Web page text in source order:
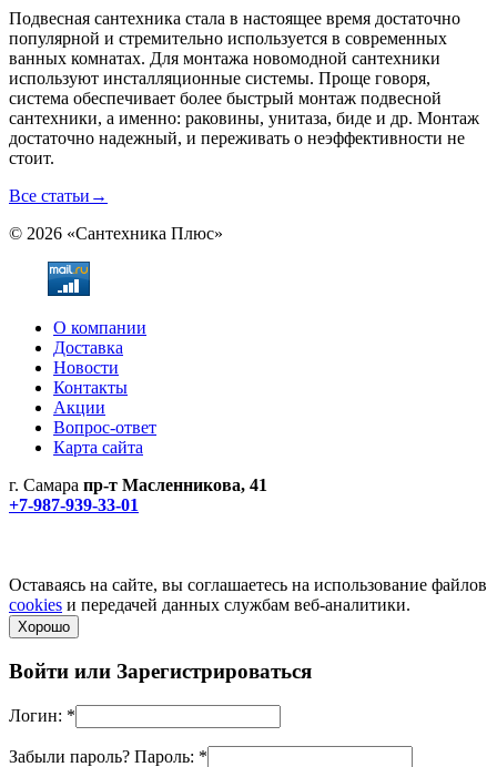
Подвесная сантехника стала в настоящее время достаточно
популярной и стремительно используется в современных
ванных комнатах. Для монтажа новомодной сантехники
используют инсталляционные системы. Проще говоря,
система обеспечивает более быстрый монтаж подвесной
сантехники, а именно: раковины, унитаза, биде и др. Монтаж
достаточно надежный, и переживать о неэффективности не
стоит.
Все статьи →
© 2026 «Сантехника Плюс»
О компании
Доставка
Новости
Контакты
Акции
Вопрос-ответ
Карта сайта
г. Самара пр-т Масленникова, 41
+7-987-939-33-01
Оставаясь на сайте, вы соглашаетесь на использование файлов
cookies и передачей данных службам веб-аналитики.
Хорошо
Войти или Зарегистрироваться
Логин: *
Забыли пароль? Пароль: *